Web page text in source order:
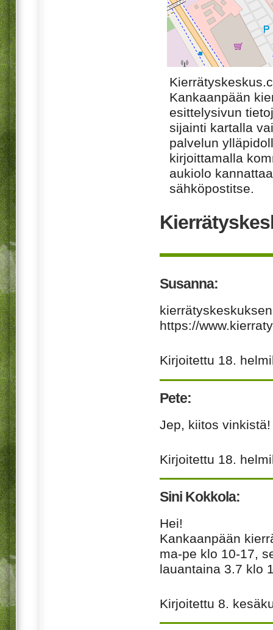
Kankaanpään
esittelysivun
sijainti kartalla
palvelun
kirjoittamalla
aukiolo
sähköpostitse.
Susanna:
https://
Kirjoitettu 18.
Pete:
Jep, kiitos
Kirjoitettu 18.
Sini Kokkola:
Hei!
Kankaanpään
ma-pe klo 10-17,
lauantaina 3.7 klo
Kirjoitettu 8.